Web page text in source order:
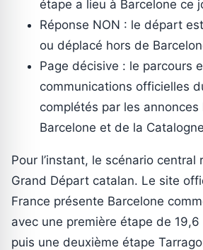
étape a lieu à Barcelone ce
Réponse NON : le départ
ou déplacé hors de
Page décisive : le parcours
communications officielles
complétés par les annonces
Barcelone et de la
Pour l’instant, le scénario central
Grand Départ catalan. Le site
France présente Barcelone
avec une première étape de
puis une deuxième étape